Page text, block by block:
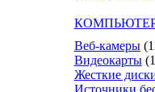
Веб-камеры
Видеокарты
Жесткие
Источники